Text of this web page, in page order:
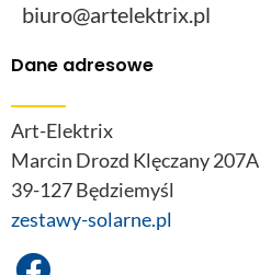
biuro@artelektrix.pl
Dane adresowe
Art-Elektrix
Marcin Drozd Klęczany 207A
39-127 Będziemyśl
zestawy-solarne.pl